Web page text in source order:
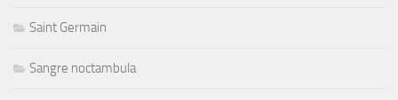
Saint Germain
Sangre noctambula